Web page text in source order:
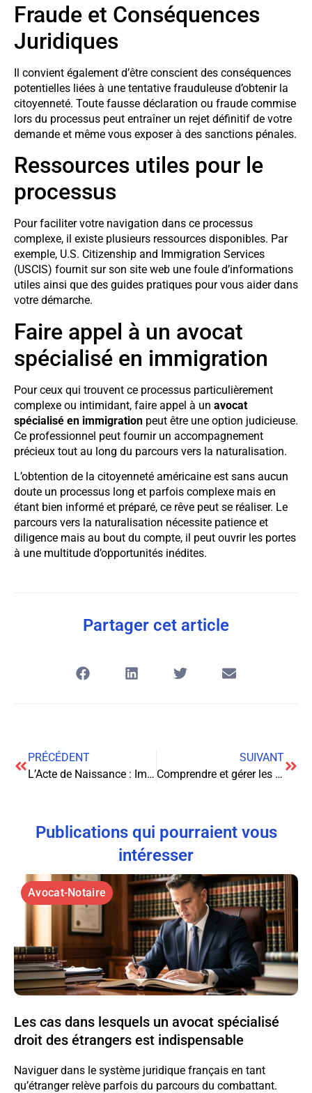
Fraude et Conséquences
Juridiques
Il convient également d’être conscient des conséquences
potentielles liées à une tentative frauduleuse d’obtenir la
citoyenneté. Toute fausse déclaration ou fraude commise
lors du processus peut entraîner un rejet définitif de votre
demande et même vous exposer à des sanctions pénales.
Ressources utiles pour le
processus
Pour faciliter votre navigation dans ce processus
complexe, il existe plusieurs ressources disponibles. Par
exemple, U.S. Citizenship and Immigration Services
(USCIS) fournit sur son site web une foule d’informations
utiles ainsi que des guides pratiques pour vous aider dans
votre démarche.
Faire appel à un avocat
spécialisé en immigration
Pour ceux qui trouvent ce processus particulièrement
complexe ou intimidant, faire appel à un avocat
spécialisé en immigration peut être une option judicieuse.
Ce professionnel peut fournir un accompagnement
précieux tout au long du parcours vers la naturalisation.
L’obtention de la citoyenneté américaine est sans aucun
doute un processus long et parfois complexe mais en
étant bien informé et préparé, ce rêve peut se réaliser. Le
parcours vers la naturalisation nécessite patience et
diligence mais au bout du compte, il peut ouvrir les portes
à une multitude d’opportunités inédites.
Partager cet article
PRÉCÉDENT
L’Acte de Naissance : Importance, Procédures et Aspects Juridiques
SUIVANT
Comprendre et gérer les conflits d’intérêts : un regard juridique
Publications qui pourraient vous
intéresser
Avocat-Notaire
Les cas dans lesquels un avocat spécialisé
droit des étrangers est indispensable
Naviguer dans le système juridique français en tant
qu’étranger relève parfois du parcours du combattant.